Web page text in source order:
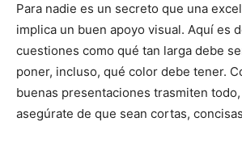
Para nadie es un secreto que una
implica un buen apoyo visual. Aquí es
cuestiones como qué tan larga debe
poner, incluso, qué color debe tener.
buenas presentaciones trasmiten
asegúrate de que sean cortas,